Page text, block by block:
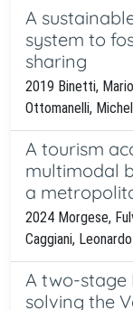
A
system to
sharing
2019 Binetti,
Ottomanelli,
A tourism
multimodal
a
2024 Morgese,
Caggiani, Leonardo
A two-stage
solving the